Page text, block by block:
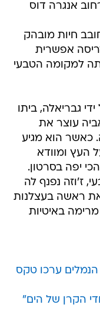
אנגרה דוס
מזלה, ז'וזה אלדניזיו, 50, חובב חיות מובהק
אפשרית
למקומה הטבעי
גבריאלה, ביתו
עוצר את
כאשר הוא מגיע
העץ ומוודא
יפה בסרטון.
ז'וזה נפנף לה
את ראשה בעצלנות
מרימה באיטיות
ערכו טקס
הקרן של הים"